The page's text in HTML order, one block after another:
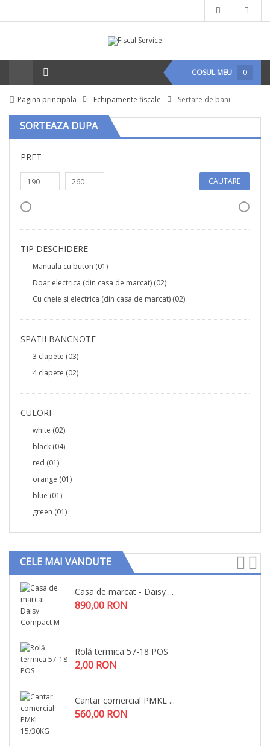
COSUL MEU 0
Pagina principala Echipamente fiscale Sertare de bani
SORTEAZA DUPA
PRET
CAUTARE
TIP DESCHIDERE
Manuala cu buton (01)
Doar electrica (din casa de marcat) (02)
Cu cheie si electrica (din casa de marcat) (02)
SPATII BANCNOTE
3 clapete (03)
4 clapete (02)
CULORI
white (02)
black (04)
red (01)
orange (01)
blue (01)
green (01)
CELE MAI VANDUTE
Casa de marcat - Daisy ...
890,00 RON
Rolă termica 57-18 POS
2,00 RON
Cantar comercial PMKL ...
560,00 RON